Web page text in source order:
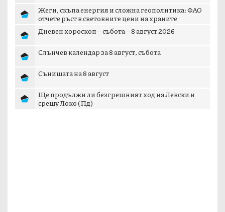
Жеги, скъпа енергия и сложна геополитика: ФАО
отчете ръст в световните цени на храните
Дневен хороскоп – събота – 8 август 2026
Слънчев календар за 8 август, събота
Сънищата на 8 август
Ще продължи ли безгрешният ход на Левски и
срещу Локо (Пд)